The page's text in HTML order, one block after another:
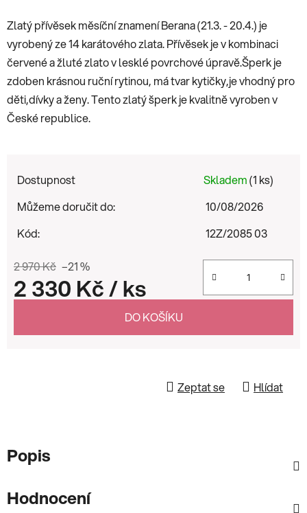
Zlatý přívěsek měsíční znamení Berana (21.3. - 20.4.) je
vyrobený ze 14 karátového zlata. Přívěsek je v kombinaci
červené a žluté zlato v lesklé povrchové úpravě.Šperk je
zdoben krásnou ruční rytinou, má tvar kytičky,je vhodný pro
děti,dívky a ženy. Tento zlatý šperk je kvalitně vyroben v
České republice.
Dostupnost Skladem(1 ks)
Můžeme doručit do:
10/08/2026
Kód:
12Z/2085 03
2 970 Kč –21 %
2 330 Kč/ ks
DO KOŠÍKU
Zeptat se Hlídat
Popis
Hodnocení